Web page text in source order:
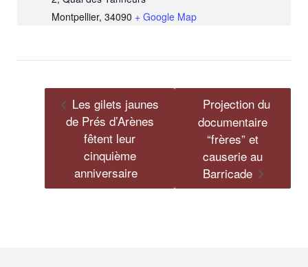
Montpellier, 34090 + Google Map
Les gilets jaunes
de Prés d’Arènes
fêtent leur
cinquième
anniversaire
Projection du
documentaire
“frères” et
causerie au
Barricade